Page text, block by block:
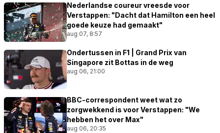
Nederlandse coureur vreesde voor
Verstappen: "Dacht dat Hamilton een heel
goede keuze had gemaakt"
aug 07, 8:57
Ondertussen in F1 | Grand Prix van
Singapore zit Bottas in de weg
aug 06, 21:00
BBC-correspondent weet wat zo
zorgwekkend is voor Verstappen: "We
hebben het over Max"
aug 06, 20:35